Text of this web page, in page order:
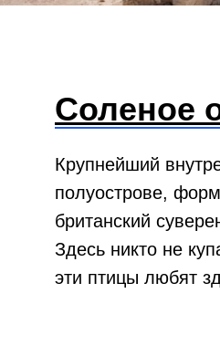
Соленое
Крупнейший
полуострове,
британский
Здесь никто не
эти птицы любят